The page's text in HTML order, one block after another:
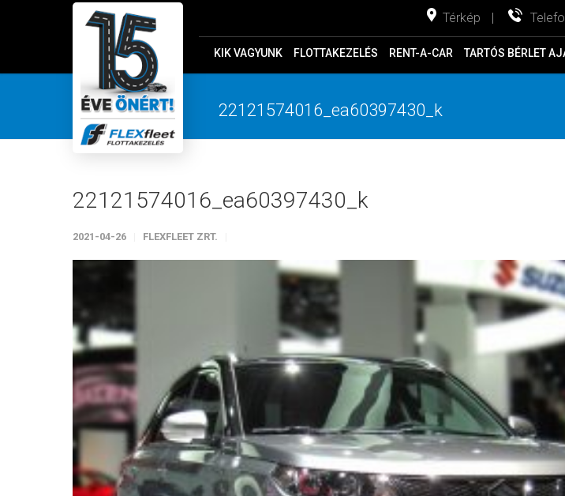
Térkép |
KIK VAGYUNK FLOTTAKEZELÉS RENT-A-CAR TARTÓS BÉRLET
22121574016_ea60397430_k
22121574016_ea60397430_k
2021-04-26 FLEXFLEET ZRT.